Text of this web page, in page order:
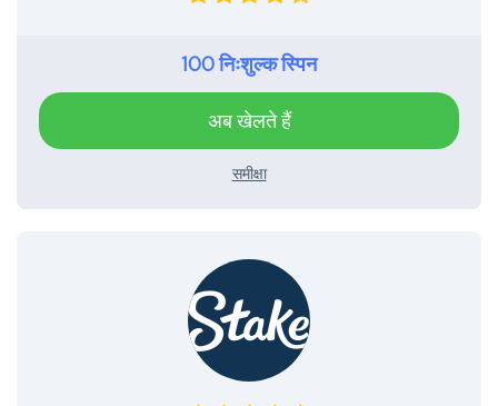
100 निःशुल्क स्पिन
अब खेलते हैं
समीक्षा